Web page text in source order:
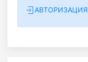
АВТОРИЗАЦИЯ